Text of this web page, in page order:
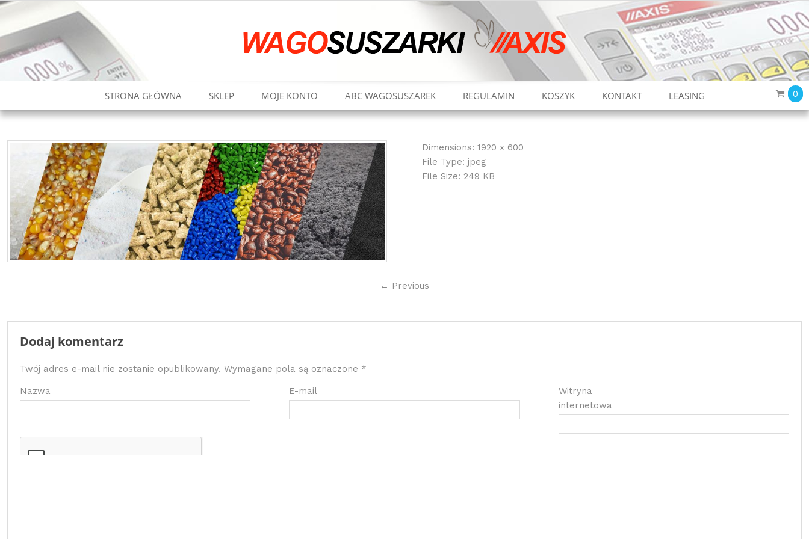
0
STRONA GŁÓWNA SKLEP MOJE KONTO ABC WAGOSUSZAREK REGULAMIN KOSZYK KONTAKT LEASING
Dimensions: 1920 x 600
File Type: jpeg
File Size: 249 KB
← Previous
Dodaj komentarz
Twój adres e-mail nie zostanie opublikowany. Wymagane pola są oznaczone *
Nazwa E-mail
Witryna
internetowa